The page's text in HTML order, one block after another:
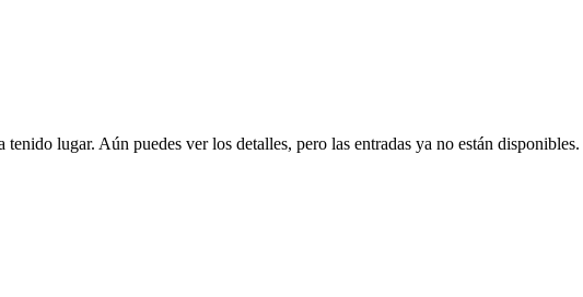
tenido lugar. Aún puedes ver los detalles, pero las entradas ya no están disponibles.